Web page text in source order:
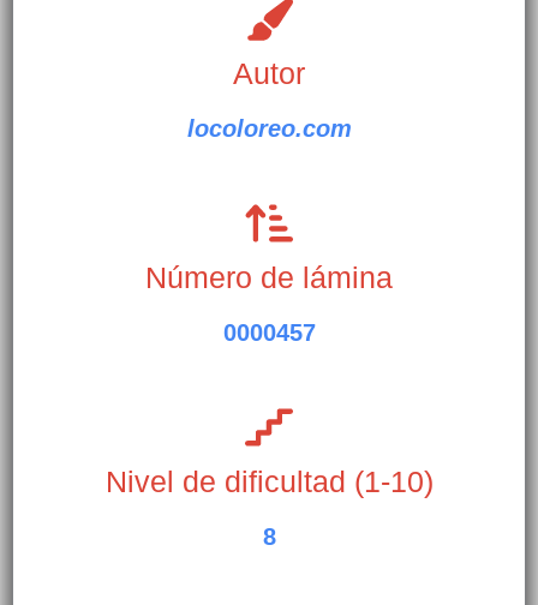
Autor
locoloreo.com
Número de lámina
0000457
Nivel de dificultad (1-10)
8